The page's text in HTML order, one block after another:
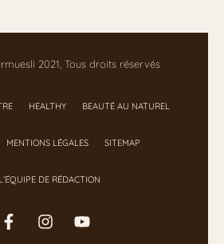
2021, Tous droits réservés
HEALTHY BEAUTÉ AU NATUREL
MENTIONS LÉGALES SITEMAP
L’ÉQUIPE DE RÉDACTION